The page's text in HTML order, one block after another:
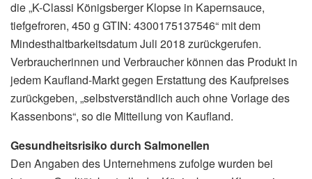
die „K-Classi Königsberger Klopse in Kapernsauce,
tiefgefroren, 450 g GTIN: 4300175137546“ mit dem
Mindesthaltbarkeitsdatum Juli 2018 zurückgerufen.
Verbraucherinnen und Verbraucher können das Produkt in
jedem Kaufland-Markt gegen Erstattung des Kaufpreises
zurückgeben, „selbstverständlich auch ohne Vorlage des
Kassenbons“, so die Mitteilung von Kaufland.
Gesundheitsrisiko durch Salmonellen
Den Angaben des Unternehmens zufolge wurden bei